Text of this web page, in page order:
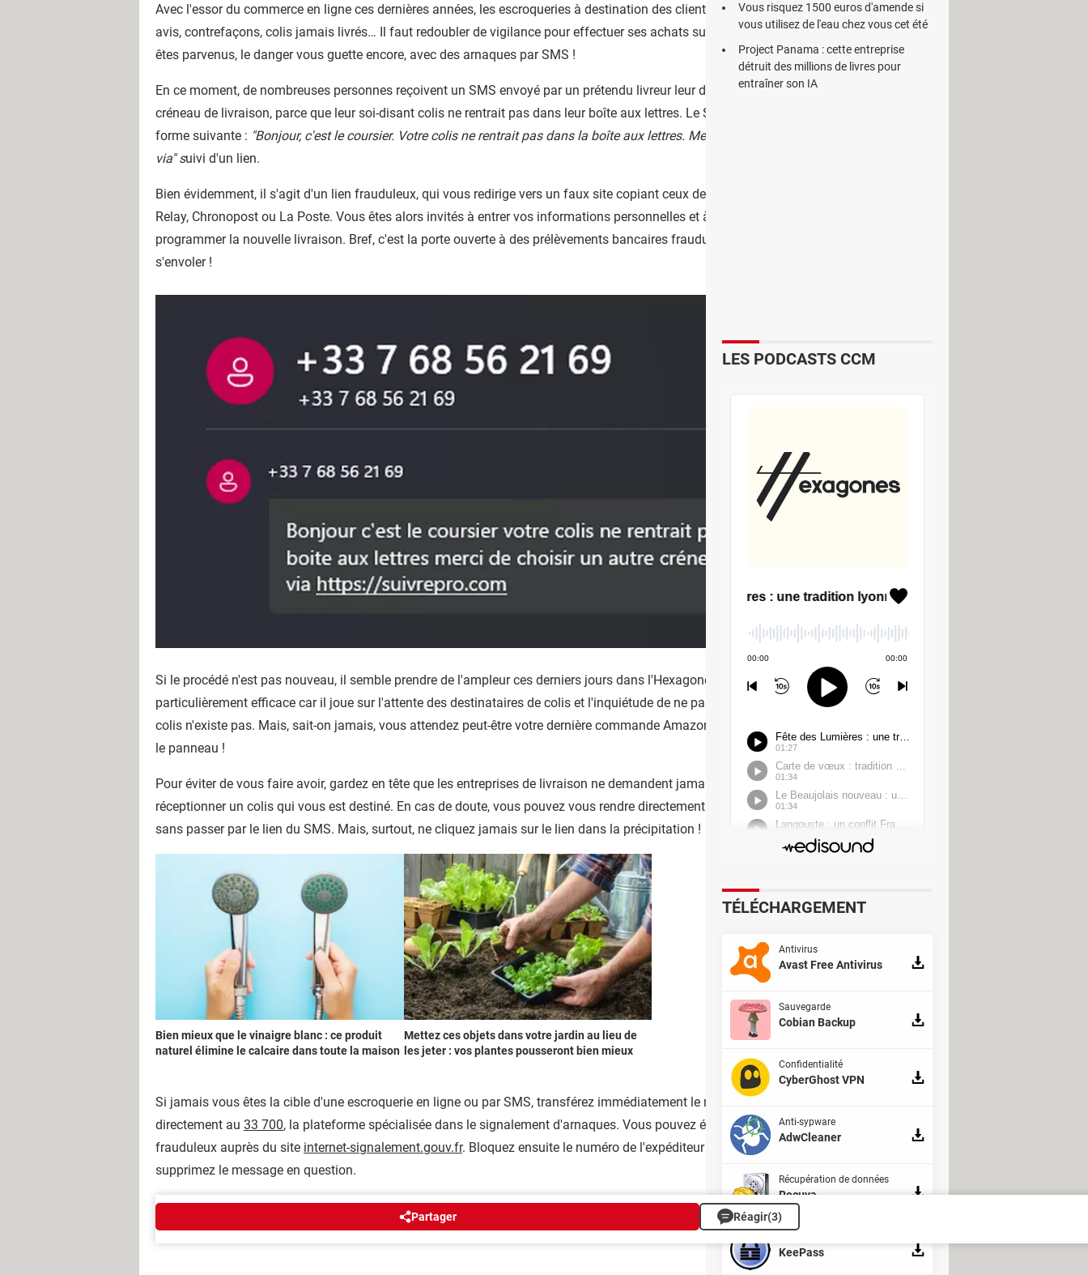
Avec l'essor du commerce en ligne ces dernières années, les escroqueries à destination des clients ont tendance à se multiplier. Faux
avis, contrefaçons, colis jamais livrés… Il faut redoubler de vigilance pour effectuer ses achats sur le Web ! Et même une fois que vous y
êtes parvenus, le danger vous guette encore, avec des arnaques par SMS !
En ce moment, de nombreuses personnes reçoivent un SMS envoyé par un prétendu livreur leur demandant de fournir un nouveau
créneau de livraison, parce que leur soi-disant colis ne rentrait pas dans leur boîte aux lettres. Le SMS en question prend généralement la
forme suivante : "Bonjour, c'est le coursier. Votre colis ne rentrait pas dans la boîte aux lettres. Merci de choisir un autre créneau ou relais
via" suivi d'un lien.
Bien évidemment, il s'agit d'un lien frauduleux, qui vous redirige vers un faux site copiant ceux de sociétés de livraison telles que Mondial
Relay, Chronopost ou La Poste. Vous êtes alors invités à entrer vos informations personnelles et à payer une petite somme pour
programmer la nouvelle livraison. Bref, c'est la porte ouverte à des prélèvements bancaires frauduleux, et la facture peut très vite
s'envoler !
Si le procédé n'est pas nouveau, il semble prendre de l'ampleur ces derniers jours dans l'Hexagone. Ce type d'escroquerie est
particulièrement efficace car il joue sur l'attente des destinataires de colis et l'inquiétude de ne pas pouvoir le récupérer. Bien entendu, le
colis n'existe pas. Mais, sait-on jamais, vous attendez peut-être votre dernière commande Amazon ou Temu, et vous pouvez tomber dans
le panneau !
Pour éviter de vous faire avoir, gardez en tête que les entreprises de livraison ne demandent jamais par SMS de payer pour pouvoir
réceptionner un colis qui vous est destiné. En cas de doute, vous pouvez vous rendre directement sur le site de l'organisme de livraison,
sans passer par le lien du SMS. Mais, surtout, ne cliquez jamais sur le lien dans la précipitation !
Bien mieux que le vinaigre blanc : ce produit
naturel élimine le calcaire dans toute la maison
Mettez ces objets dans votre jardin au lieu de
les jeter : vos plantes pousseront bien mieux
Si jamais vous êtes la cible d'une escroquerie en ligne ou par SMS, transférez immédiatement le message à Signal Spam,
directement au 33 700, la plateforme spécialisée dans le signalement d'arnaques. Vous pouvez également signaler ces messages
frauduleux auprès du site internet-signalement.gouv.fr. Bloquez ensuite le numéro de l'expéditeur pour ne plus être importuné et
supprimez le message en question.
Partager Réagir(3)
Vous risquez 1500 euros d'amende si
vous utilisez de l'eau chez vous cet été
Project Panama : cette entreprise
détruit des millions de livres pour
entraîner son IA
LES PODCASTS CCM
TÉLÉCHARGEMENT
Antivirus
Avast Free Antivirus
Sauvegarde
Cobian Backup
Confidentialité
CyberGhost VPN
Anti-sypware
AdwCleaner
Récupération de données
Recuva
KeePass